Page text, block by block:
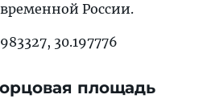
России.
30.197776
площадь